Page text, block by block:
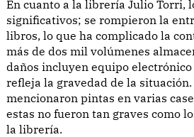
En cuanto a la librería Julio Torri,
significativos; se rompieron la
libros, lo que ha complicado la
más de dos mil volúmenes
daños incluyen equipo
refleja la gravedad de la situación.
mencionaron pintas en varias
estas no fueron tan graves como
la librería.